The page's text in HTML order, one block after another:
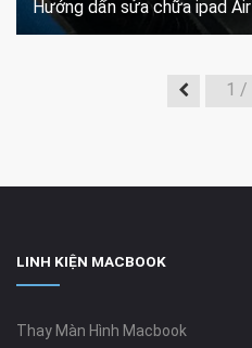
Hướng dẩn sửa chữa ipad
1 /
LINH KIỆN MACBOOK
Thay Màn Hình Macbook